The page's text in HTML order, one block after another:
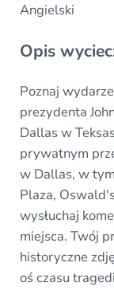
Angielski
Opis
Poznaj
prezydenta
Dallas w
prywatnym
w Dallas, w
Plaza,
wysłuchaj
miejsca. Twój
historyczne
oś czasu